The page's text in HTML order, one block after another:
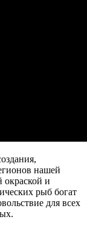
нашей
и
рыб богат
для всех